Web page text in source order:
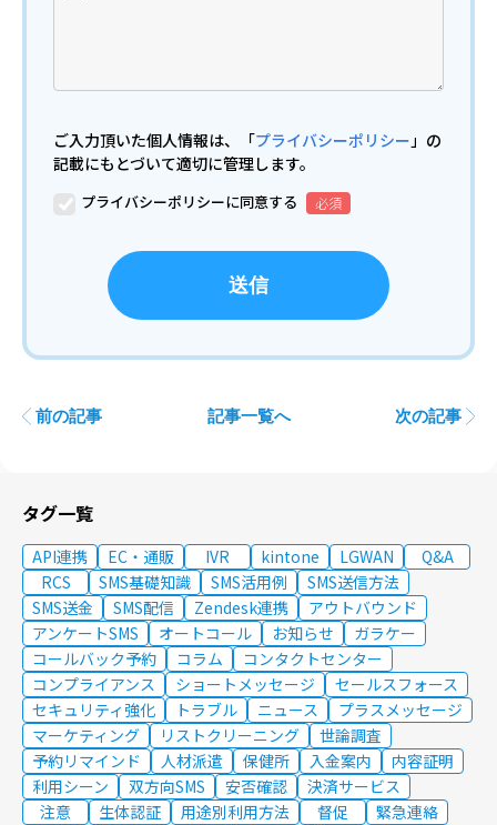
ご入力頂いた個人情報は、「プライバシーポリシー」の
記載にもとづいて適切に管理します。
プライバシーポリシーに同意する
前の記事 記事一覧へ 次の記事
タグ一覧
API連携 EC・通販 IVR kintone LGWAN
Q&A
RCS
SMS基礎知識 SMS活用例
SMS送信方法
SMS送金
SMS配信 Zendesk連携
アウトバウンド
アンケートSMS
オートコール お知らせ
ガラケー
コールバック予約
コラム
コンタクトセンター
コンプライアンス
ショートメッセージ
セールスフォース
セキュリティ強化
トラブル ニュース
プラスメッセージ
マーケティング
リストクリーニング
世論調査
予約リマインド
人材派遣 保健所 入金案内
内容証明
利用シーン
双方向SMS 安否確認
決済サービス
注意
生体認証 用途別利用方法 督促
緊急連絡